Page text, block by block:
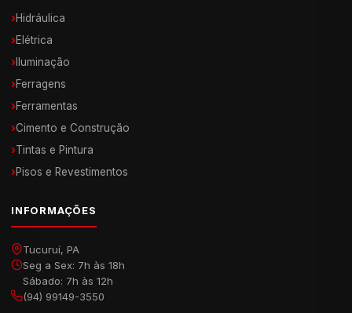
›Hidráulica
›Elétrica
› Iluminação
›Ferragens
›Ferramentas
›Cimento e Construção
›Tintas e Pintura
›Pisos e Revestimentos
INFORMAÇÕES
Tucuruí, PA
Seg a Sex: 7h às 18h
Sábado: 7h às 12h
(94) 99149-3550